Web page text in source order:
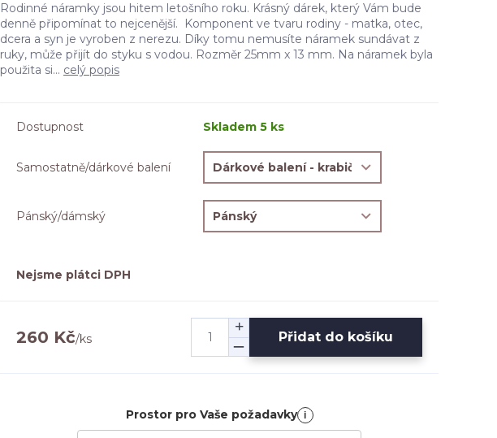
Rodinné náramky jsou hitem letošního roku. Krásný dárek, který Vám bude
denně připomínat to nejcenější. Komponent ve tvaru rodiny - matka, otec,
dcera a syn je vyroben z nerezu. Díky tomu nemusíte náramek sundávat z
ruky, může přijít do styku s vodou. Rozměr 25mm x 13 mm. Na náramek byla
použita si... celý popis
Dostupnost Skladem 5 ks
Samostatně/dárkové balení
Pánský/dámský
Nejsme plátci DPH
260 Kč/ks Přidat do košíku
Prostor pro Vaše požadavky i